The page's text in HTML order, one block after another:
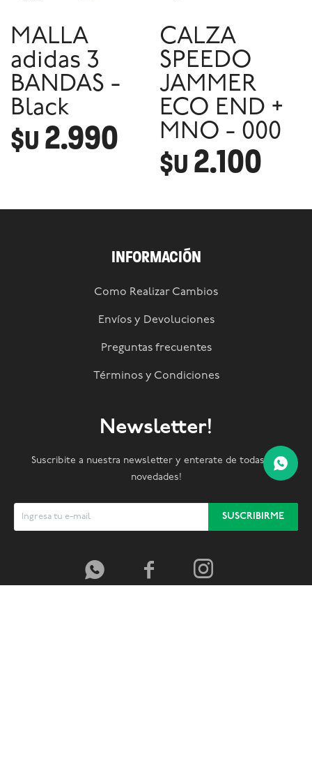
MALLA
adidas 3
BANDAS -
Black
$U 2.990
CALZA
SPEEDO
JAMMER
ECO END +
MNO - 000
$U 2.100
INFORMACIÓN
Como Realizar Cambios
Envíos y Devoluciones
Preguntas frecuentes
Términos y Condiciones
Newsletter!
Suscribite a nuestra newsletter y enterate de todas las
novedades!
SUSCRIBIRME
  